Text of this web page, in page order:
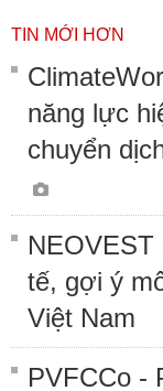
TIN MỚI HƠN
năng lực
chuyển
NEOVEST
tế, gợi ý
Việt Nam
PVFCCo -